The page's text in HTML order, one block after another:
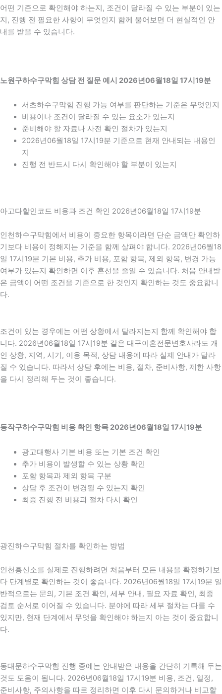
어떤 기준으로 확인해야 하는지, 조건이 달라질 수 있는 부분이 있는
지, 진행 전 필요한 사항이 무엇인지 함께 물어보면 더 현실적인 안
내를 받을 수 있습니다.
노원구하수구막힘 상담 전 질문 예시 2026년06월18일 17시19분
서초하수구막힘 진행 가능 여부를 판단하는 기준은 무엇인지
비용이나 조건이 달라질 수 있는 요소가 있는지
준비해야 할 자료나 사전 확인 절차가 있는지
2026년06월18일 17시19분 기준으로 현재 안내되는 내용인
지
진행 전 반드시 다시 확인해야 할 부분이 있는지
아고다할인코드 비용과 조건 확인 2026년06월18일 17시19분
인천하수구막힘에서 비용이 중요한 항목이라면 단순 금액만 확인하
기보다 비용이 정해지는 기준을 함께 살펴야 합니다. 2026년06월18
일 17시19분 기본 비용, 추가 비용, 포함 항목, 제외 항목, 변경 가능
여부가 있는지 확인하면 이후 혼선을 줄일 수 있습니다. 처음 안내받
은 금액이 어떤 조건을 기준으로 한 것인지 확인하는 것도 중요합니
다.
조건이 있는 경우에는 어떤 상황에서 달라지는지 함께 확인해야 합
니다. 2026년06월18일 17시19분 같은 대구이혼전문변호사라도 개
인 상황, 지역, 시기, 이용 목적, 상담 내용에 따라 실제 안내가 달라
질 수 있습니다. 따라서 상담 후에는 비용, 절차, 준비사항, 제한 사항
을 다시 정리해 두는 것이 좋습니다.
동작구하수구막힘 비용 확인 항목 2026년06월18일 17시19분
광고대행사 기본 비용 또는 기본 조건 확인
추가 비용이 발생할 수 있는 상황 확인
포함 항목과 제외 항목 구분
상담 후 조건이 변경될 수 있는지 확인
최종 진행 전 비용과 절차 다시 확인
광진하수구막힘 절차를 확인하는 방법
인천흥신소를 실제로 진행하려면 처음부터 모든 내용을 확정하기보
다 단계별로 확인하는 것이 좋습니다. 2026년06월18일 17시19분 일
반적으로는 문의, 기본 조건 확인, 세부 안내, 필요 자료 확인, 최종
검토 순서로 이어질 수 있습니다. 분야에 따라 세부 절차는 다를 수
있지만, 현재 단계에서 무엇을 확인해야 하는지 아는 것이 중요합니
다.
동대문하수구막힘 진행 중에는 안내받은 내용을 간단히 기록해 두는
것도 도움이 됩니다. 2026년06월18일 17시19분 비용, 조건, 일정,
준비사항, 주의사항을 따로 정리하면 이후 다시 문의하거나 비교할